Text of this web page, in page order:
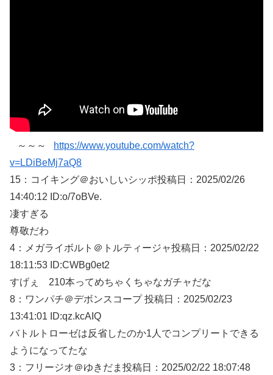
～～～
https://www.youtube.com/watch?
v=LDiBeMj7aQ8
15： コイキング＠おいしいシッポ投稿日：2025/02/26
14:40:12 ID:o/7oBVe.
凄すぎる
尊敬だわ
4：
メガライボルト＠トルティージャ投稿日：2025/02/22
18:11:53 ID:CWBg0et2
すげぇ 210本ってめちゃくちゃなガチャだな
8： ワンパチ＠デボンスコープ投稿日：2025/02/23
13:41:01 ID:qz.kcAIQ
バトルトローゼは反省したのか1人でコンプリートできる
ようになってたな
3： フリージオ＠ゆきだま 投稿日：2025/02/22 18:07:48